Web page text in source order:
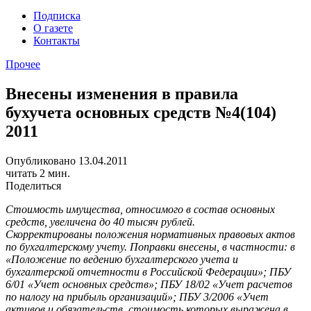
Подписка
О газете
Контакты
Прочее
Внесены изменения в правила
бухучета основных средств №4(104)
2011
Опубликовано 13.04.2011
читать 2 мин.
Поделиться
Стоимость имущества, относимого в состав основных
средств, увеличена до 40 тысяч рублей.
Скорректированы положения нормативных правовых актов
по бухгалтерскому учету. Поправки внесены, в частности: в
«Положение по ведению бухгалтерского учета и
бухгалтерской отчетности в Российской Федерации»; ПБУ
6/01 «Учет основных средств»; ПБУ 18/02 «Учет расчетов
по налогу на прибыль организаций»; ПБУ 3/2006 «Учет